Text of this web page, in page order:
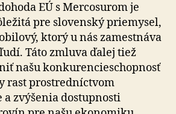
EÚ s Mercosurom je
pre slovenský priemysel,
ktorý u nás zamestnáva
Táto zmluva ďalej tiež
našu kon­ku­ren­cie­schop­nosť
rast prostredníctvom
zvýšenia dostupnosti